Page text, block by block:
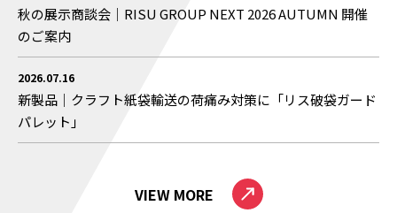
秋の展示商談会｜RISU GROUP NEXT 2026 AUTUMN 開催
のご案内
2026.07.16
新製品｜クラフト紙袋輸送の荷痛み対策に「リス破袋ガード
パレット」
VIEW MORE